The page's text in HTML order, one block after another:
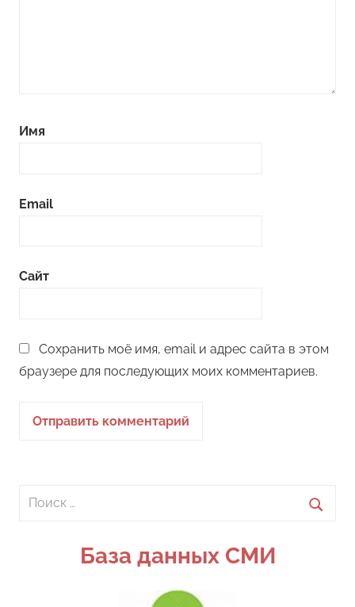
Имя
Email
Сайт
Сохранить моё имя, email и адрес сайта в этом
браузере для последующих моих комментариев.
Поиск
База данных СМИ